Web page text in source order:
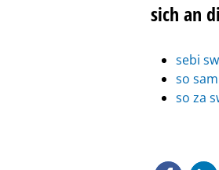
sich an
sebi
so
so za